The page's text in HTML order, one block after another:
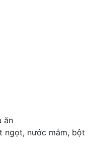
ăn
ngọt, nước mắm, bột